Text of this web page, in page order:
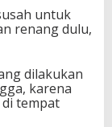
untuk
renang dulu,
dilakukan
karena
tempat